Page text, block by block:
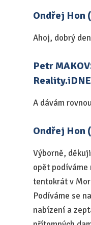
Ondřej Hon
Ahoj, dobrý
Petr
A dávám
Ondřej Hon
Výborně,
opět
tentokrát v
Podíváme se
nabízení a